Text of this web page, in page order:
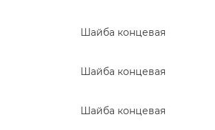
Шайба концевая
Шайба концевая
Шайба концевая